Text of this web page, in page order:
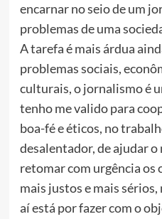
encarnar no seio de um
problemas de uma
A tarefa é mais árdua
problemas sociais,
culturais, o jornalismo é
tenho me valido para
boa-fé e éticos, no
desalentador, de ajudar o
retomar com urgência os
mais justos e mais
aí está por fazer com o